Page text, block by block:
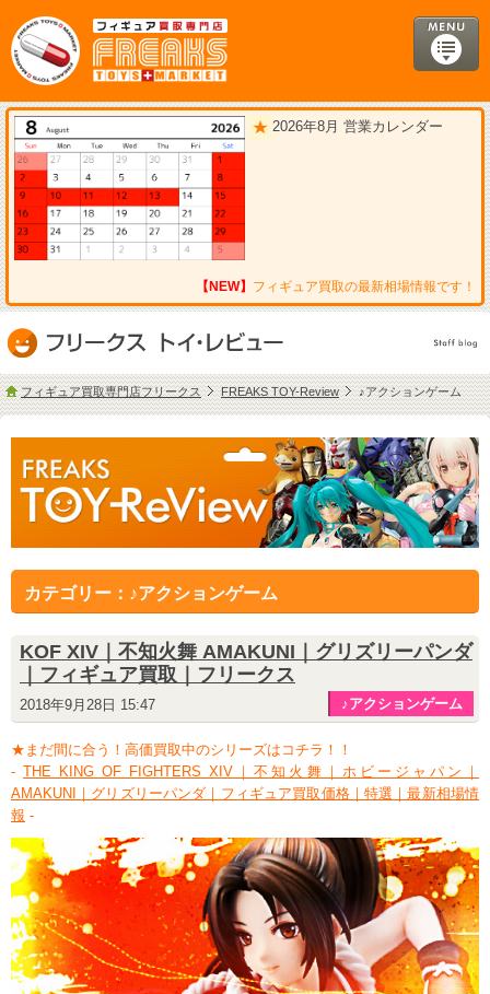
2026年8月 営業カレンダー
【NEW】 フィギュア買取の最新相場情報です！
フィギュア買取専門店フリークス FREAKS TOY-Review ♪アクションゲーム
カテゴリー：♪アクションゲーム
KOF XIV｜不知火舞 AMAKUNI｜グリズリーパンダ
｜フィギュア買取｜フリークス
2018年9月28日 15:47 ♪アクションゲーム
★まだ間に合う！高価買取中のシリーズはコチラ！！
-THE KING OF FIGHTERS XIV｜不知火舞｜ホビージャパン｜
AMAKUNI｜グリズリーパンダ｜フィギュア買取価格｜特選｜最新相場情
報 -